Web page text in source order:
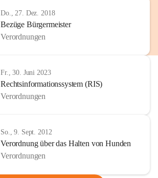
Do., 27. Dez. 2018
Bezüge Bürgermeister
Verordnungen
Fr., 30. Juni 2023
Rechtsinformationssystem (RIS)
Verordnungen
So., 9. Sept. 2012
Verordnung über das Halten von Hunden
Verordnungen